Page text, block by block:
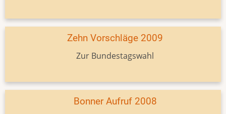
Zehn Vorschläge 2009
Zur Bundestagswahl
Bonner Aufruf 2008